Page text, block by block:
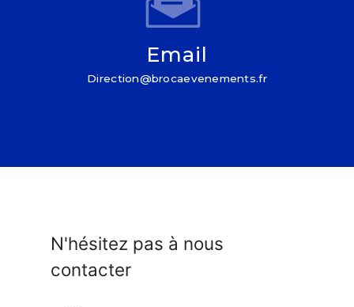
Email
direction@brocaevenements.fr
N'hésitez pas à nous
contacter